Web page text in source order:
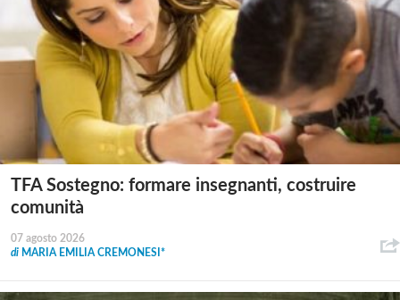
TFA Sostegno: formare insegnanti, costruire
comunità
07 agosto 2026
di MARIA EMILIA CREMONESI*